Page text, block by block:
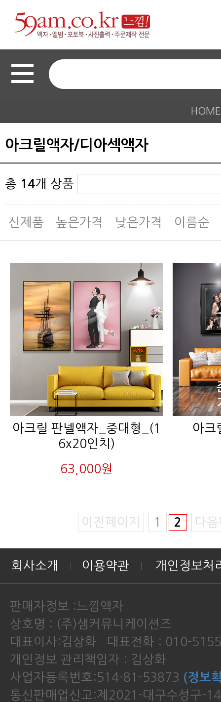
HOME
아크릴액자/디아섹액자
총 14개 상품
신제품 높은가격 낮은가격 이름순
6x20인치)
63,000원
아크
이전페이지 1 2 다
회사소개 이용약관 개인정보처
판매자정보 :느낌액자
상호명 : (주)샘커뮤니케이션즈
대표이사:김상화 대표전화 : 010-
개인정보 관리책임자 : 김상화
사업자등록번호:514-81-53873 (정보
통신판매업신고:제2021-대구수성구-